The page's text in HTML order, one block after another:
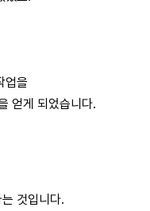
업을
얻게 되었습니다.
것입니다.